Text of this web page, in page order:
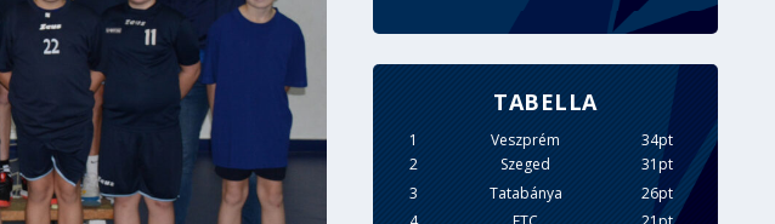
TABELLA
1 Veszprém
34pt
2
Szeged
31pt
3
Tatabánya
26pt